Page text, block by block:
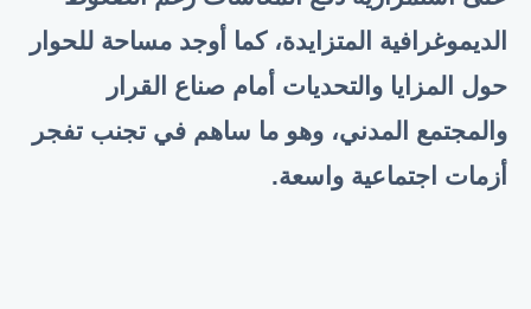
الديموغرافية المتزايدة، كما أوجد مساحة للحوار
حول المزايا والتحديات أمام صناع القرار
والمجتمع المدني، وهو ما ساهم في تجنب تفجر
أزمات اجتماعية واسعة.